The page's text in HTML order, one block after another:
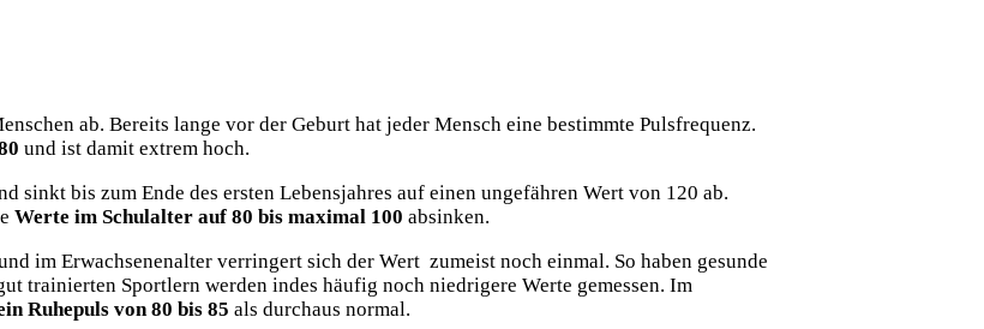
ab. Bereits lange vor der Geburt hat jeder Mensch eine bestimmte Pulsfrequenz.
und ist damit extrem hoch.
bis zum Ende des ersten Lebensjahres auf einen ungefähren Wert von 120 ab.
Werte im Schulalter auf 80 bis maximal 100 absinken.
im Erwachsenenalter verringert sich der Wert zumeist noch einmal. So haben gesunde
trainierten Sportlern werden indes häufig noch niedrigere Werte gemessen. Im
Ruhepuls von 80 bis 85 als durchaus normal.